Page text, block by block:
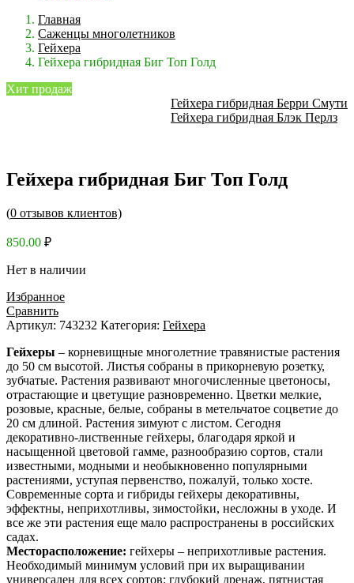
Главная
Саженцы многолетников
Гейхера
Гейхера гибридная Биг Топ Голд
Гейхера гибридная Берри Смути
Гейхера гибридная Блэк Перлз
Хит продаж
Гейхера гибридная Биг Топ Голд
(0 отзывов клиентов)
850.00 ₽
Нет в наличии
Избранное
Сравнить
Артикул: 743232 Категория: Гейхера
Гейхеры – корневищные многолетние травянистые растения
до 50 см высотой. Листья собраны в прикорневую розетку,
зубчатые. Растения развивают многочисленные цветоносы,
отрастающие и цветущие разновременно. Цветки мелкие,
розовые, красные, белые, собраны в метельчатое соцветие до
20 см длиной. Растения зимуют с листом. Сегодня
декоративно-лиственные гейхеры, благодаря яркой и
насыщенной цветовой гамме, разнообразию сортов, стали
известными, модными и необыкновенно популярными
растениями, уступая первенство, пожалуй, только хосте.
Современные сорта и гибриды гейхеры декоративны,
эффектны, неприхотливы, зимостойки, несложны в уходе. И
все же эти растения еще мало распространены в российских
садах.
Месторасположение: гейхеры – неприхотливые растения.
Необходимый минимум условий при их выращивании
универсален для всех сортов: глубокий дренаж, пятнистая